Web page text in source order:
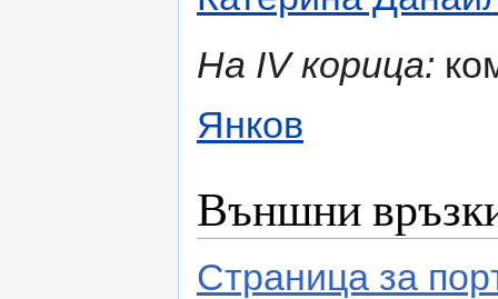
На ІV корица:
Янков
Външни
Страница за